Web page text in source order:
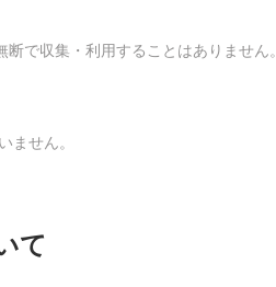
で収集・利用することはありません。
せん。
て